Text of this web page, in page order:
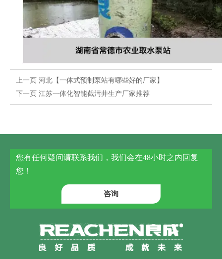
上一页河北【一体式预制泵站有哪些好的厂家】
下一页江苏一体化智能截污井生产厂家推荐
您有任何疑问请联系我们，我们会在48小时之内回复
您！
咨询